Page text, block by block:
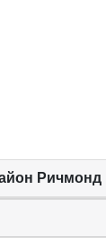
Ричмонд